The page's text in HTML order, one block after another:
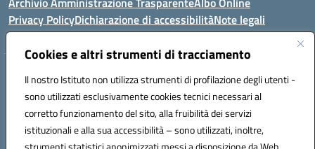
Cookies e altri strumenti di tracciamento
Il nostro Istituto non utilizza strumenti di profilazione degli utenti -
sono utilizzati esclusivamente cookies tecnici necessari al
corretto funzionamento del sito, alla fruibilità dei servizi
istituzionali e alla sua accessibilità – sono utilizzati, inoltre,
Privacy PolicyDichiarazione di accessibilitàNote legali
Istituto Comprensivo Statale
Via Cupa Campanariello, 5 - 80059, Torre del Greco (NA)
Tel. +39 0818834377 - Fax +39 0818834377 - Cod.Fisc. 95170530638
Email: naic8df00a@istruzione.it - PEC: naic8df00a@pec.istruzione.it